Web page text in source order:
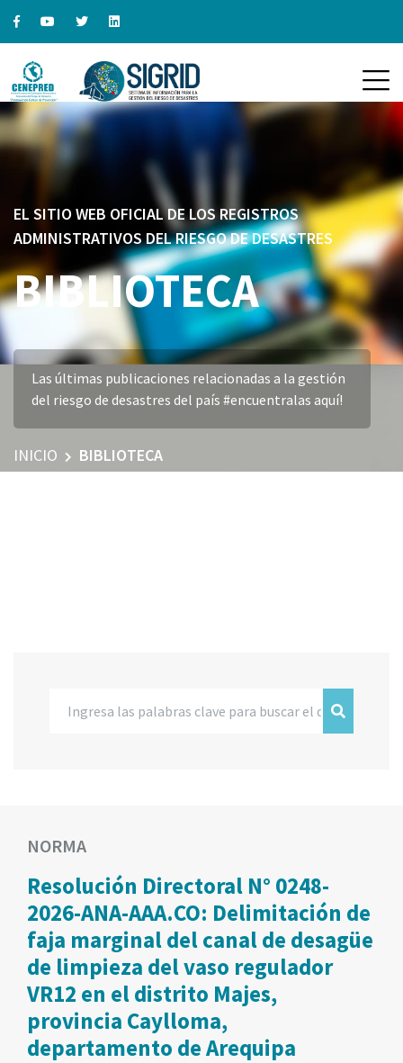
EL SITIO WEB OFICIAL DE LOS REGISTROS
ADMINISTRATIVOS DEL RIESGO DE DESASTRES
BIBLIOTECA
Las últimas publicaciones relacionadas a la gestión
del riesgo de desastres del país #encuentralas aquí!
INICIO BIBLIOTECA
NORMA
Resolución Directoral N° 0248-
2026-ANA-AAA.CO: Delimitación de
faja marginal del canal de desagüe
de limpieza del vaso regulador
VR12 en el distrito Majes,
provincia Caylloma,
departamento de Arequipa